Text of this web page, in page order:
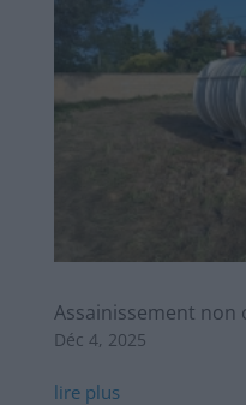
Assainissement non
Déc 4, 2025
lire plus